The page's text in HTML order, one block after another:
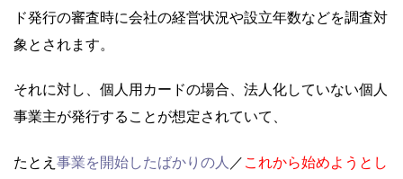
ド発行の審査時に会社の経営状況や設立年数などを調査対
象とされます。
それに対し、個人用カードの場合、法人化していない個人
事業主が発行することが想定されていて、
たとえ 事業を開始したばかりの人 ／ これから始めようとし